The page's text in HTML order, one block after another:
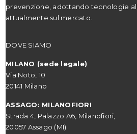
prevenzione, adottando tecnologie
attualmente sul mercato.
DOVE SIAMO
MILANO (sede legale)
Via Noto, 10
20141 Milano
ASSAGO: MILANOFIORI
Strada 4, Palazzo A6, Milanofiori,
20057 Assago (MI)